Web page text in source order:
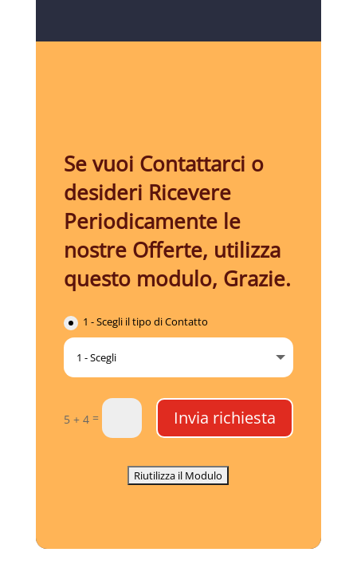
Se vuoi Contattarci o
desideri Ricevere
Periodicamente le
nostre Offerte, utilizza
questo modulo, Grazie.
1 - Scegli il tipo di Contatto
5 + 4 = Invia richiesta